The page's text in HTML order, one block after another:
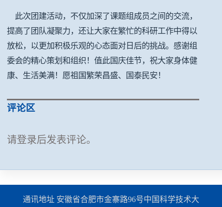
此次团建活动，不仅加深了课题组成员之间的交流，
提高了团队凝聚力，还让大家在繁忙的科研工作中得以
放松，以更加积极乐观的心态面对日后的挑战。感谢组
委会的精心策划和组织！值此国庆佳节，祝大家身体健
康、生活美满！愿祖国繁荣昌盛、国泰民安！
评论区
请登录后发表评论。
通讯地址 安徽省合肥市金寨路96号中国科学技术大